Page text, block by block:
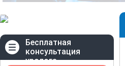
Бесплатная
консультация
уролога